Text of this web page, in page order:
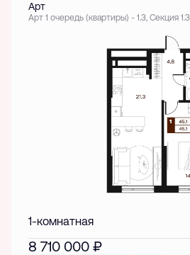
Арт
Арт 1 очередь (квартиры) - 1.3, Секция
1-комнатная
8 710 000 ₽